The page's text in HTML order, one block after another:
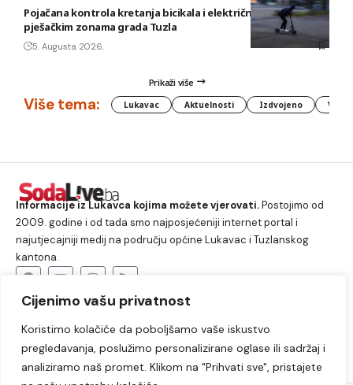
Cijenimo vašu privatnost
Koristimo kolačiće da poboljšamo vaše iskustvo
pregledavanja, poslužimo personalizirane oglase ili sadržaj i
analiziramo naš promet. Klikom na "Prihvati sve", pristajete
Pojačana kontrola kretanja bicikala i električnih romobila u
pješačkim zonama grada Tuzla
5. Augusta 2026.
Prikaži više
Više tema: Lukavac Aktuelnosti Izdvojeno
Informacije iz Lukavca kojima možete vjerovati.Postojimo od
2009. godine i od tada smo najposjećeniji internet portal i
najutjecajniji medij na području općine Lukavac i Tuzlanskog
kantona.
Lukavac Društvo Crna hronika
Sport
Kultura
Kolumne Slobodno vrijeme